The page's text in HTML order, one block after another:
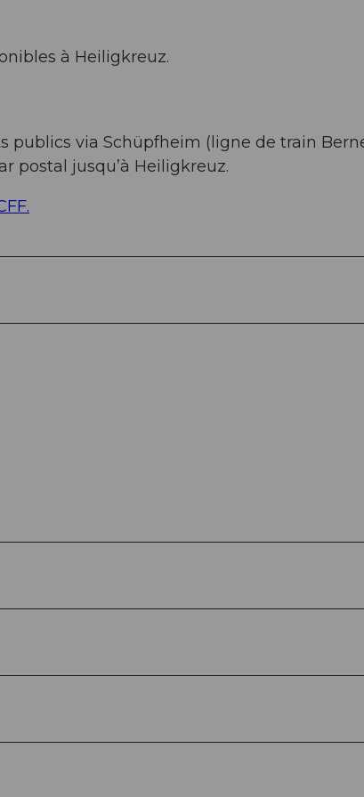
à Heiligkreuz.
publics via Schüpfheim (ligne de train
postal jusqu’à Heiligkreuz.